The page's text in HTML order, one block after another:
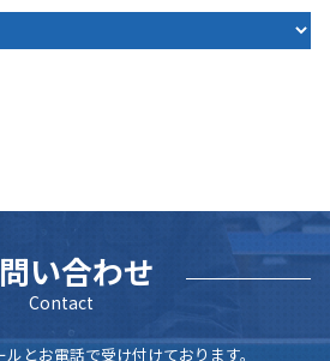
い合わせ
Contact
とお電話で受け付けております。